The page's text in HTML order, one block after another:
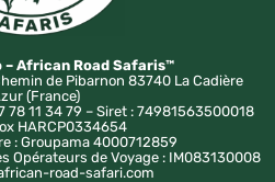
– African Road Safaris™
de Pibarnon 83740 La Cadière
(France)
78 11 34 79 – Siret : 74981563500018
HARCP0334654
: Groupama 4000712859
Opérateurs de Voyage : IM083130008
road-safari.com